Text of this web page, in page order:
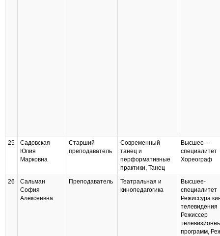
25
Садовская
Юлия
Марковна
Старший
преподаватель
Современный
танец и
перформативные
практики, Танец
Высшее –
специалитет
Хореограф
26
Сальман
София
Алексеевна
Преподаватель
Театральная и
кинопедагогика
Высшее-
специалитет
Режиссура
телевидения
Режиссер
программ,